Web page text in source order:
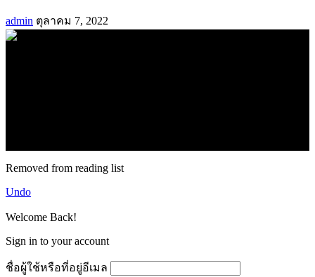
admin ตุลาคม 7, 2022
Removed from reading list
Undo
Welcome Back!
Sign in to your account
ชื่อผู้ใช้หรือที่อยู่อีเมล